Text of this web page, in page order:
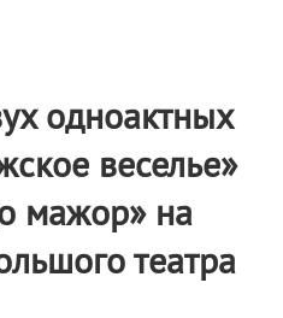
одноактных
веселье»
мажор» на
театра